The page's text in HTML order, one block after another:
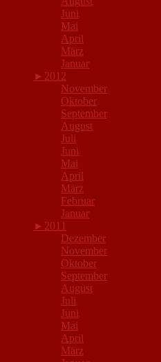
Juni
Mai
April
März
Januar
► 2012
November
Oktober
September
August
Juli
Juni
Mai
April
März
Februar
Januar
► 2011
Dezember
November
Oktober
September
August
Juli
Juni
Mai
April
März